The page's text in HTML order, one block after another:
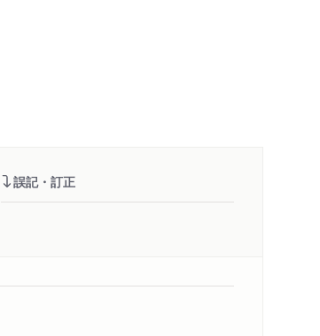
誤記・訂正